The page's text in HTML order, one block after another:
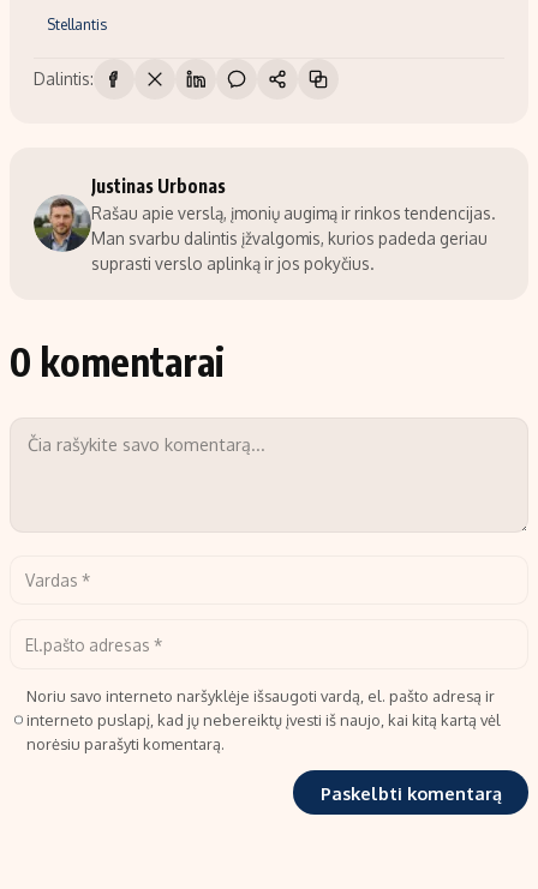
Stellantis
Dalintis:
Justinas Urbonas
Rašau apie verslą, įmonių augimą ir rinkos tendencijas.
Man svarbu dalintis įžvalgomis, kurios padeda geriau
suprasti verslo aplinką ir jos pokyčius.
0 komentarai
Noriu savo interneto naršyklėje išsaugoti vardą, el. pašto adresą ir
interneto puslapį, kad jų nebereiktų įvesti iš naujo, kai kitą kartą vėl
norėsiu parašyti komentarą.